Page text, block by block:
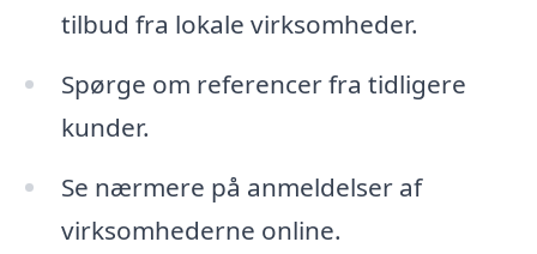
tilbud fra lokale virksomheder.
Spørge om referencer fra tidligere
kunder.
Se nærmere på anmeldelser af
virksomhederne online.